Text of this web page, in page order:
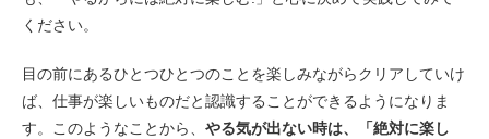
ください。
目の前にあるひとつひとつのことを楽しみながらクリアしていけ
ば、仕事が楽しいものだと認識することができるようになりま
す。このようなことから、 やる気が出ない時は、「絶対に楽し